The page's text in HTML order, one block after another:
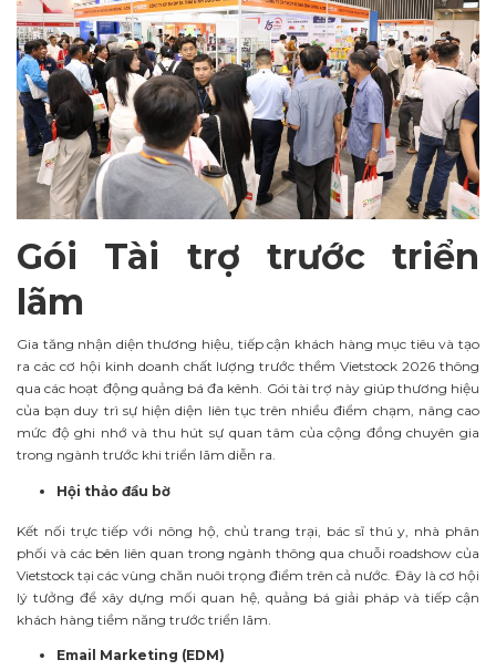
Gói Tài trợ trước triển
lãm
Gia tăng nhận diện thương hiệu, tiếp cận khách hàng mục tiêu và tạo
ra các cơ hội kinh doanh chất lượng trước thềm Vietstock 2026 thông
qua các hoạt động quảng bá đa kênh. Gói tài trợ này giúp thương hiệu
của bạn duy trì sự hiện diện liên tục trên nhiều điểm chạm, nâng cao
mức độ ghi nhớ và thu hút sự quan tâm của cộng đồng chuyên gia
trong ngành trước khi triển lãm diễn ra.
Hội thảo đầu bờ
Kết nối trực tiếp với nông hộ, chủ trang trại, bác sĩ thú y, nhà phân
phối và các bên liên quan trong ngành thông qua chuỗi roadshow của
Vietstock tại các vùng chăn nuôi trọng điểm trên cả nước. Đây là cơ hội
lý tưởng để xây dựng mối quan hệ, quảng bá giải pháp và tiếp cận
khách hàng tiềm năng trước triển lãm.
Email Marketing (EDM)